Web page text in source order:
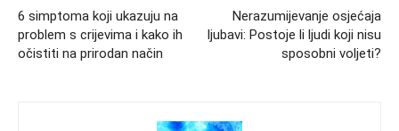
6 simptoma koji ukazuju na
problem s crijevima i kako ih
očistiti na prirodan način
Nerazumijevanje osjećaja
ljubavi: Postoje li ljudi koji nisu
sposobni voljeti?